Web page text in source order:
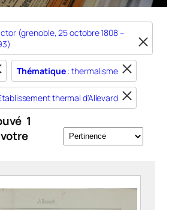
(grenoble, 25 octobre 1808 –
Thématique: thermalisme
thermal d'Allevard
1